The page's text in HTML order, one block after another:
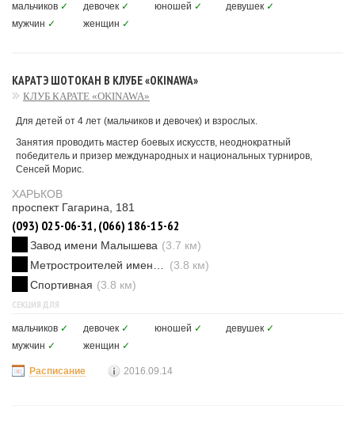
мальчиков ✓ девочек ✓ юношей ✓ девушек ✓
мужчин ✓ женщин ✓
КАРАТЭ ШОТОКАН В КЛУБЕ «OKINAWA»
КЛУБ КАРАТЕ «OKINAWA»
Для детей от 4 лет (мальчиков и девочек) и взрослых.
Занятия проводить мастер боевых искусств, неоднократный
победитель и призер международных и национальных турниров,
Сенсей Морис.
ХАРЬКОВ
проспект Гагарина, 181
(093) 025-06-31, (066) 186-15-62
Завод имени Малышева (3.7 км)
(3.8 км)
Спортивная (3.8 км)
СЕКЦИЯ ДЛЯ
мальчиков ✓ девочек ✓ юношей ✓ девушек ✓
мужчин ✓ женщин ✓
Расписание 2016.09.14